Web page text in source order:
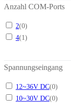
Anzahl COM-Ports
2(0)
4(1)
Spannungseingang
12~36V DC(0)
10~30V DC(0)